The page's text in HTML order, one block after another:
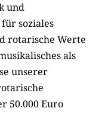
und
soziales
rotarische Werte
als
unserer
50.000 Euro